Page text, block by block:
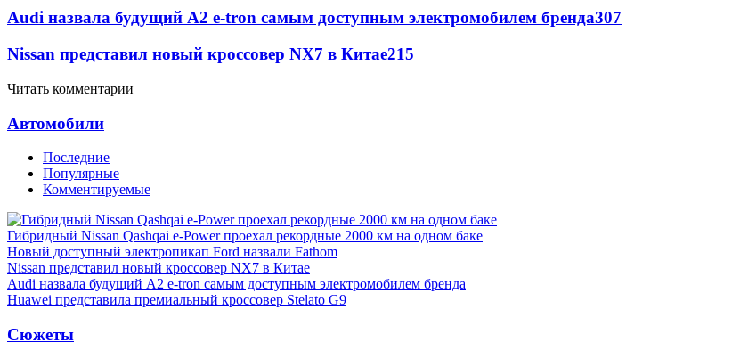
Audi назвала будущий A2 e-tron самым доступным электромобилем бренда307
Nissan представил новый кроссовер NX7 в Китае215
Читать комментарии
Автомобили
Последние
Популярные
Комментируемые
Гибридный Nissan Qashqai e-Power проехал рекордные 2000 км на одном баке
Новый доступный электропикап Ford назвали Fathom
Nissan представил новый кроссовер NX7 в Китае
Audi назвала будущий A2 e-tron самым доступным электромобилем бренда
Huawei представила премиальный кроссовер Stelato G9
Сюжеты